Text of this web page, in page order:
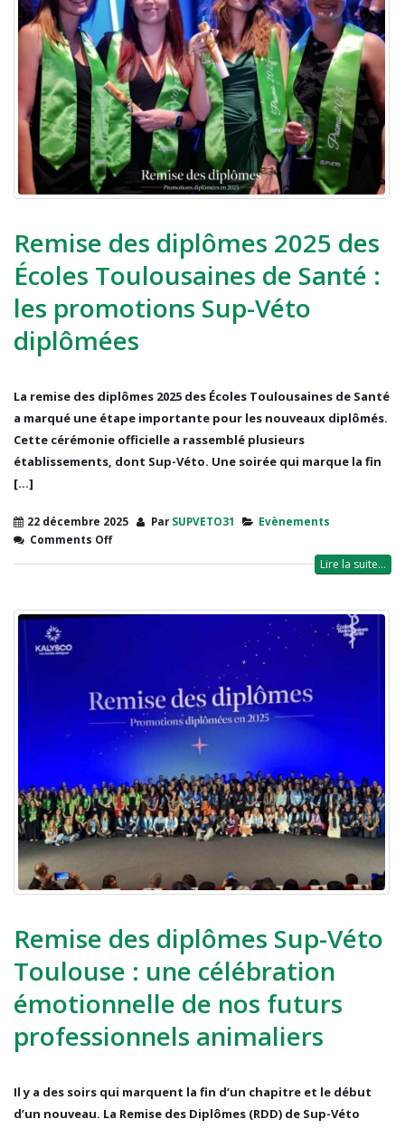
Remise des diplômes 2025 des
Écoles Toulousaines de Santé :
les promotions Sup-Véto
diplômées
La remise des diplômes 2025 des Écoles Toulousaines de Santé
a marqué une étape importante pour les nouveaux diplômés.
Cette cérémonie officielle a rassemblé plusieurs
établissements, dont Sup-Véto. Une soirée qui marque la fin
[...]
22 décembre 2025 ParSUPVETO31
Evènements
Comments Off
Lire la suite...
Remise des diplômes Sup-Véto
Toulouse : une célébration
émotionnelle de nos futurs
professionnels animaliers
Il y a des soirs qui marquent la fin d’un chapitre et le début
d’un nouveau. La Remise des Diplômes (RDD) de Sup-Véto